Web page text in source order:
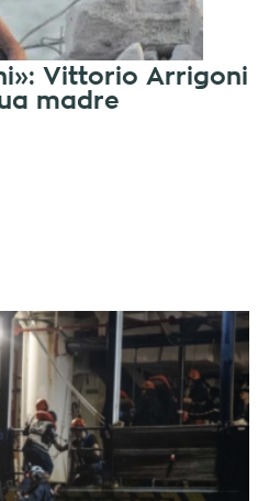
Vittorio Arrigoni
madre